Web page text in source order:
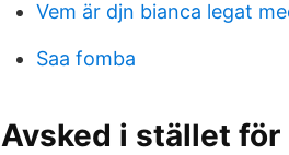
Vem är djn bianca legat
Saa fomba
Avsked i stället